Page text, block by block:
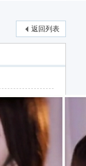
返回列表